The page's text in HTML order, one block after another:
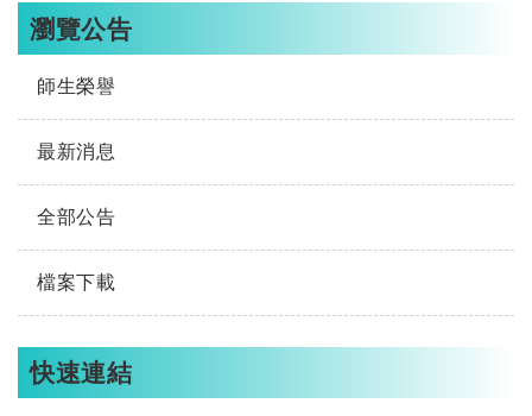
瀏覽公告
師生榮譽
最新消息
全部公告
檔案下載
快速連結